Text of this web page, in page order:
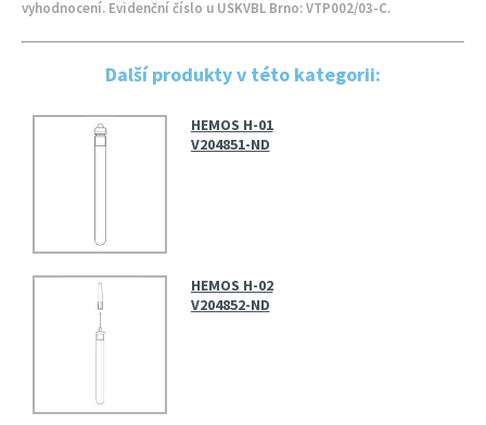
vyhodnocení. Evidenční číslo u USKVBL Brno: VTP002/03-C.
Další produkty v této kategorii:
HEMOS H-01
V204851-ND
HEMOS H-02
V204852-ND